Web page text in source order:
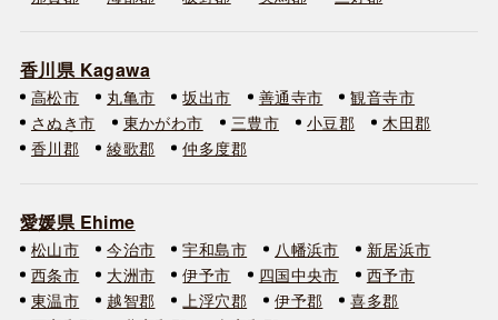
香川県 Kagawa
高松市 丸亀市 坂出市 善通寺市
観音寺市
さぬき市
東かがわ市 三豊市 小豆郡
木田郡
香川郡
綾歌郡 仲多度郡
愛媛県 Ehime
松山市 今治市 宇和島市 八幡浜市
新居浜市
西条市
大洲市 伊予市 四国中央市
西予市
東温市
越智郡 上浮穴郡 伊予郡
喜多郡